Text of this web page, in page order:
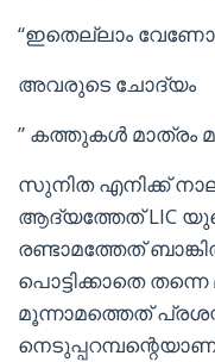
“ഇതെല്ലാം വേണോ
അവരുടെ ചോദ്യം
” കത്തുകൾ മാത്രം
സുനിത എനിക്ക്
ആദ്യത്തേത് LIC
രണ്ടാമത്തേത്
പൊട്ടിക്കാതെ തന്നെ
മൂന്നാമത്തെത്